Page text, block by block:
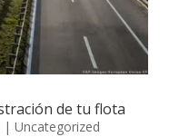
de tu flota
| Uncategorized